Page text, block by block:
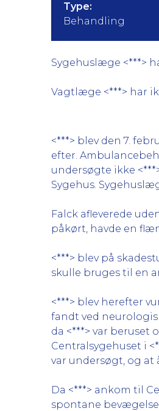
Type:
Behandling
Sygehuslæge <***>
Vagtlæge <***> har
<***> blev den 7.
efter.
undersøgte ikke
Sygehus.
Falck afleverede
påkørt, havde en
<***> blev på
skulle bruges til en
<***> blev herefter
fandt ved
da <***> var
Centralsygehuset i
var undersøgt, og at
Da <***> ankom til
spontane